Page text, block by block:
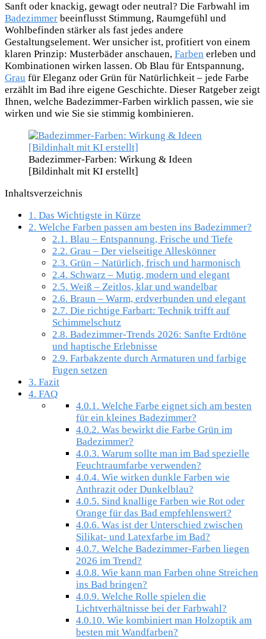
Sanft oder knackig, gewagt oder neutral? Die Farbwahl im
Badezimmer beeinflusst Stimmung, Raumgefühl und
Wohlbefinden stärker als fast jedes andere
Gestaltungselement. Wer unsicher ist, profitiert von einem
klaren Prinzip: Musterbäder anschauen, Farben erleben und
Kombinationen wirken lassen. Ob Blau für Entspannung,
Grau für Eleganz oder Grün für Natürlichkeit – jede Farbe
erzählt im Bad ihre eigene Geschichte. Dieser Ratgeber zeigt
Ihnen, welche Badezimmer-Farben wirklich passen, wie sie
wirken und wie Sie sie stimmig kombinieren.
Badezimmer-Farben: Wirkung & Ideen
[Bildinhalt mit KI erstellt]
Inhaltsverzeichnis
1. Das Wichtigste in Kürze
2. Welche Farben passen am besten ins Badezimmer?
2.1. Blau – Entspannung, Frische und Tiefe
2.2. Grau – Der vielseitige Alleskönner
2.3. Grün – Natürlich, frisch und harmonisch
2.4. Schwarz – Mutig, modern und elegant
2.5. Weiß – Zeitlos, klar und wandelbar
2.6. Braun – Warm, erdverbunden und elegant
2.7. Die richtige Farbart: Technik trifft auf
Schimmelschutz
2.8. Badezimmer-Trends 2026: Sanfte Erdtöne
und haptische Erlebnisse
2.9. Farbakzente durch Armaturen und farbige
Fugen setzen
3. Fazit
4. FAQ
4.0.1. Welche Farbe eignet sich am besten
für ein kleines Badezimmer?
4.0.2. Was bewirkt die Farbe Grün im
Badezimmer?
4.0.3. Warum sollte man im Bad spezielle
Feuchtraumfarbe verwenden?
4.0.4. Wie wirken dunkle Farben wie
Anthrazit oder Dunkelblau?
4.0.5. Sind knallige Farben wie Rot oder
Orange für das Bad empfehlenswert?
4.0.6. Was ist der Unterschied zwischen
Silikat- und Latexfarbe im Bad?
4.0.7. Welche Badezimmer-Farben liegen
2026 im Trend?
4.0.8. Wie kann man Farben ohne Streichen
ins Bad bringen?
4.0.9. Welche Rolle spielen die
Lichtverhältnisse bei der Farbwahl?
4.0.10. Wie kombiniert man Holzoptik am
besten mit Wandfarben?